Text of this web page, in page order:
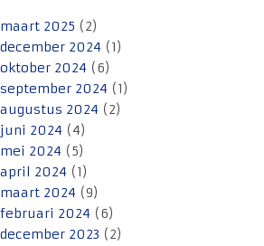
maart 2025 (2)
december 2024 (1)
oktober 2024 (6)
september 2024 (1)
augustus 2024 (2)
juni 2024 (4)
mei 2024 (5)
april 2024 (1)
maart 2024 (9)
februari 2024 (6)
december 2023 (2)